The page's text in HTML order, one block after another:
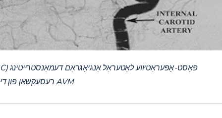
C) פּאָסט-אָפּעראַטיווע לאַטעראַל אַנגיאָגראַם דעמאַנסטרייטינג
רעסעקשאַן פון די AVM